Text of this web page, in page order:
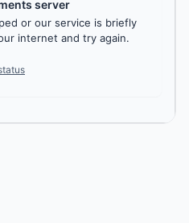
server
or our service is briefly
internet and try again.